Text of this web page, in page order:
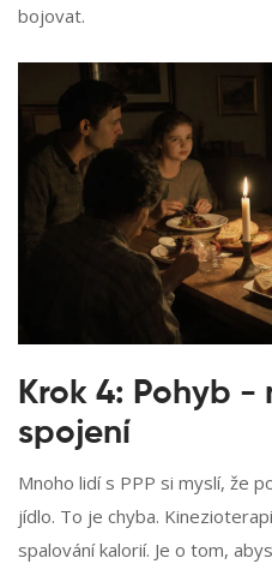
bojovat.
Krok 4: Pohyb -
spojení
Mnoho lidí s PPP si myslí, že
jídlo. To je chyba.
spalování kalorií. Je o tom,